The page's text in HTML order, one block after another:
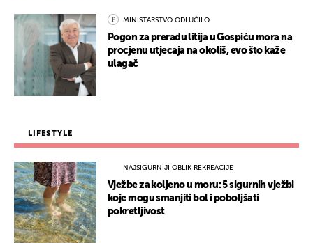
MINISTARSTVO ODLUČILO
Pogon za preradu litija u Gospiću mora na
procjenu utjecaja na okoliš, evo što kaže
ulagač
LIFESTYLE
NAJSIGURNIJI OBLIK REKREACIJE
Vježbe za koljeno u moru: 5 sigurnih vježbi
koje mogu smanjiti bol i poboljšati
pokretljivost